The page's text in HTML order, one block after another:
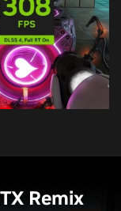
Remix